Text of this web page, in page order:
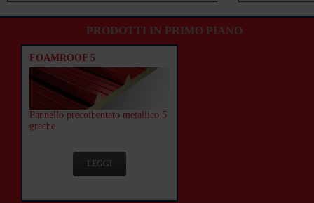
PRODOTTI IN PRIMO PIANO
FOAMROOF 5
Pannello precoibentato metallico 5
greche
LEGGI